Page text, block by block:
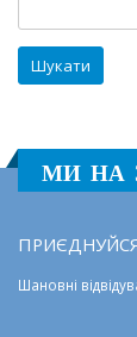
МИ НА
Шановні